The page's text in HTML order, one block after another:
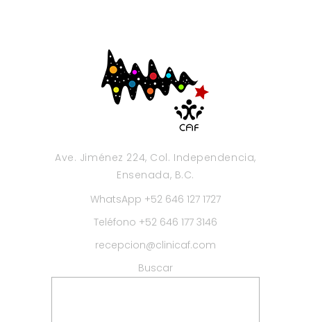
Ave. Jiménez 224, Col. Independencia,
Ensenada, B.C.
WhatsApp +52 646 127 1727
Teléfono +52 646 177 3146
recepcion@clinicaf.com
Buscar